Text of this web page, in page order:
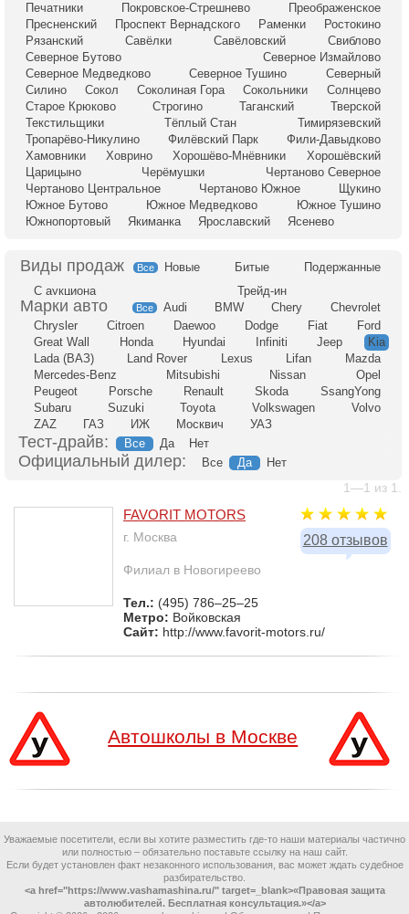
Печатники
Покровское-Стрешнево
Преображенское
Пресненский
Проспект Вернадского Раменки
Ростокино
Рязанский
Савёлки Савёловский
Свиблово
Северное Бутово
Северное Измайлово
Северное Медведково
Северное Тушино
Северный
Силино
Сокол Соколиная Гора Сокольники
Солнцево
Старое Крюково
Строгино Таганский
Тверской
Текстильщики
Тёплый Стан
Тимирязевский
Тропарёво-Никулино
Филёвский Парк
Фили-Давыдково
Хамовники
Ховрино Хорошёво-Мнёвники
Хорошёвский
Царицыно
Черёмушки
Чертаново Северное
Чертаново Центральное
Чертаново Южное
Щукино
Южное Бутово
Южное Медведково
Южное Тушино
Южнопортовый
Якиманка Ярославский Ясенево
Все Новые Битые
Подержанные
С аукциона
Трейд-ин
Все Audi BMW Chery
Chevrolet
Chrysler
Citroen Daewoo Dodge Fiat
Ford
Great Wall
Honda Hyundai Infiniti Jeep
Kia
Lada (ВАЗ)
Land Rover Lexus Lifan
Mazda
Mercedes-Benz
Mitsubishi Nissan
Opel
Peugeot
Porsche Renault Skoda
SsangYong
Subaru
Suzuki Toyota Volkswagen
Volvo
ZAZ
ГАЗ ИЖ Москвич УАЗ
Тест-драйв: Все Да Нет
Официальный дилер: Все Да Нет
1—1 из 1.
208 отзывов
FAVORIT MOTORS
г. Москва
Филиал в Новогиреево
Тел.: (495) 786–25–25
Метро: Войковская
Сайт: http://www.favorit-motors.ru/
Автошколы в Москве
Уважаемые посетители, если вы хотите разместить где-то наши материалы частично
или полностью – обязательно поставьте ссылку на наш сайт.
Если будет установлен факт незаконного использования, вас может ждать судебное
разбирательство.
<a href="https://www.vashamashina.ru/" target=_blank>«Правовая защита
автолюбителей. Бесплатная консультация.»</a>